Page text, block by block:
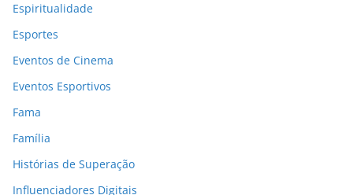
Espiritualidade
Esportes
Eventos de Cinema
Eventos Esportivos
Fama
Família
Histórias de Superação
Influenciadores Digitais